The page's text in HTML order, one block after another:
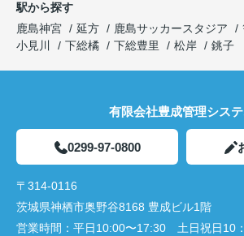
駅から探す
鹿島神宮
延方 鹿島サッカースタジア
小見川
下総橘 下総豊里 松岸 銚子
有限会社豊成管理シス
0299-97-0800
〒314-0116
茨城県神栖市奥野谷8168 豊成ビル1階
営業時間： 平日10:00〜17:30 土日祝日10